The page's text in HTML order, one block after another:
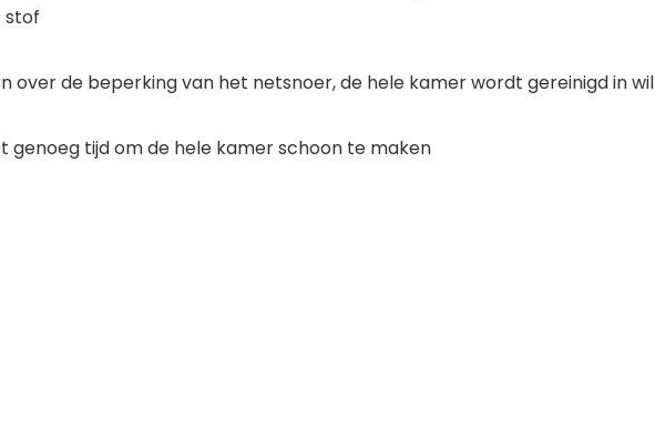
stof
over de beperking van het netsnoer, de hele kamer wordt gereinigd in wil
genoeg tijd om de hele kamer schoon te maken